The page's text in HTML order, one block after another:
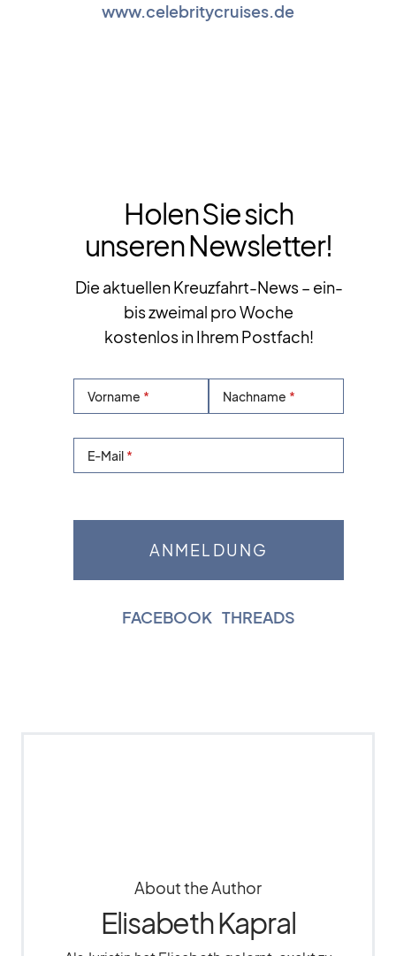
www.celebritycruises.de
Holen Sie sich
unseren Newsletter!
Die aktuellen Kreuzfahrt-News – ein-
bis zweimal pro Woche
kostenlos in Ihrem Postfach!
Vorname Nachname
E-Mail
FACEBOOK THREADS
About the Author
Elisabeth Kapral